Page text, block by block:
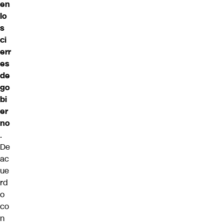
en
lo
s
ci
err
es
de
go
bi
er
no
.
De
ac
ue
rd
o
co
n